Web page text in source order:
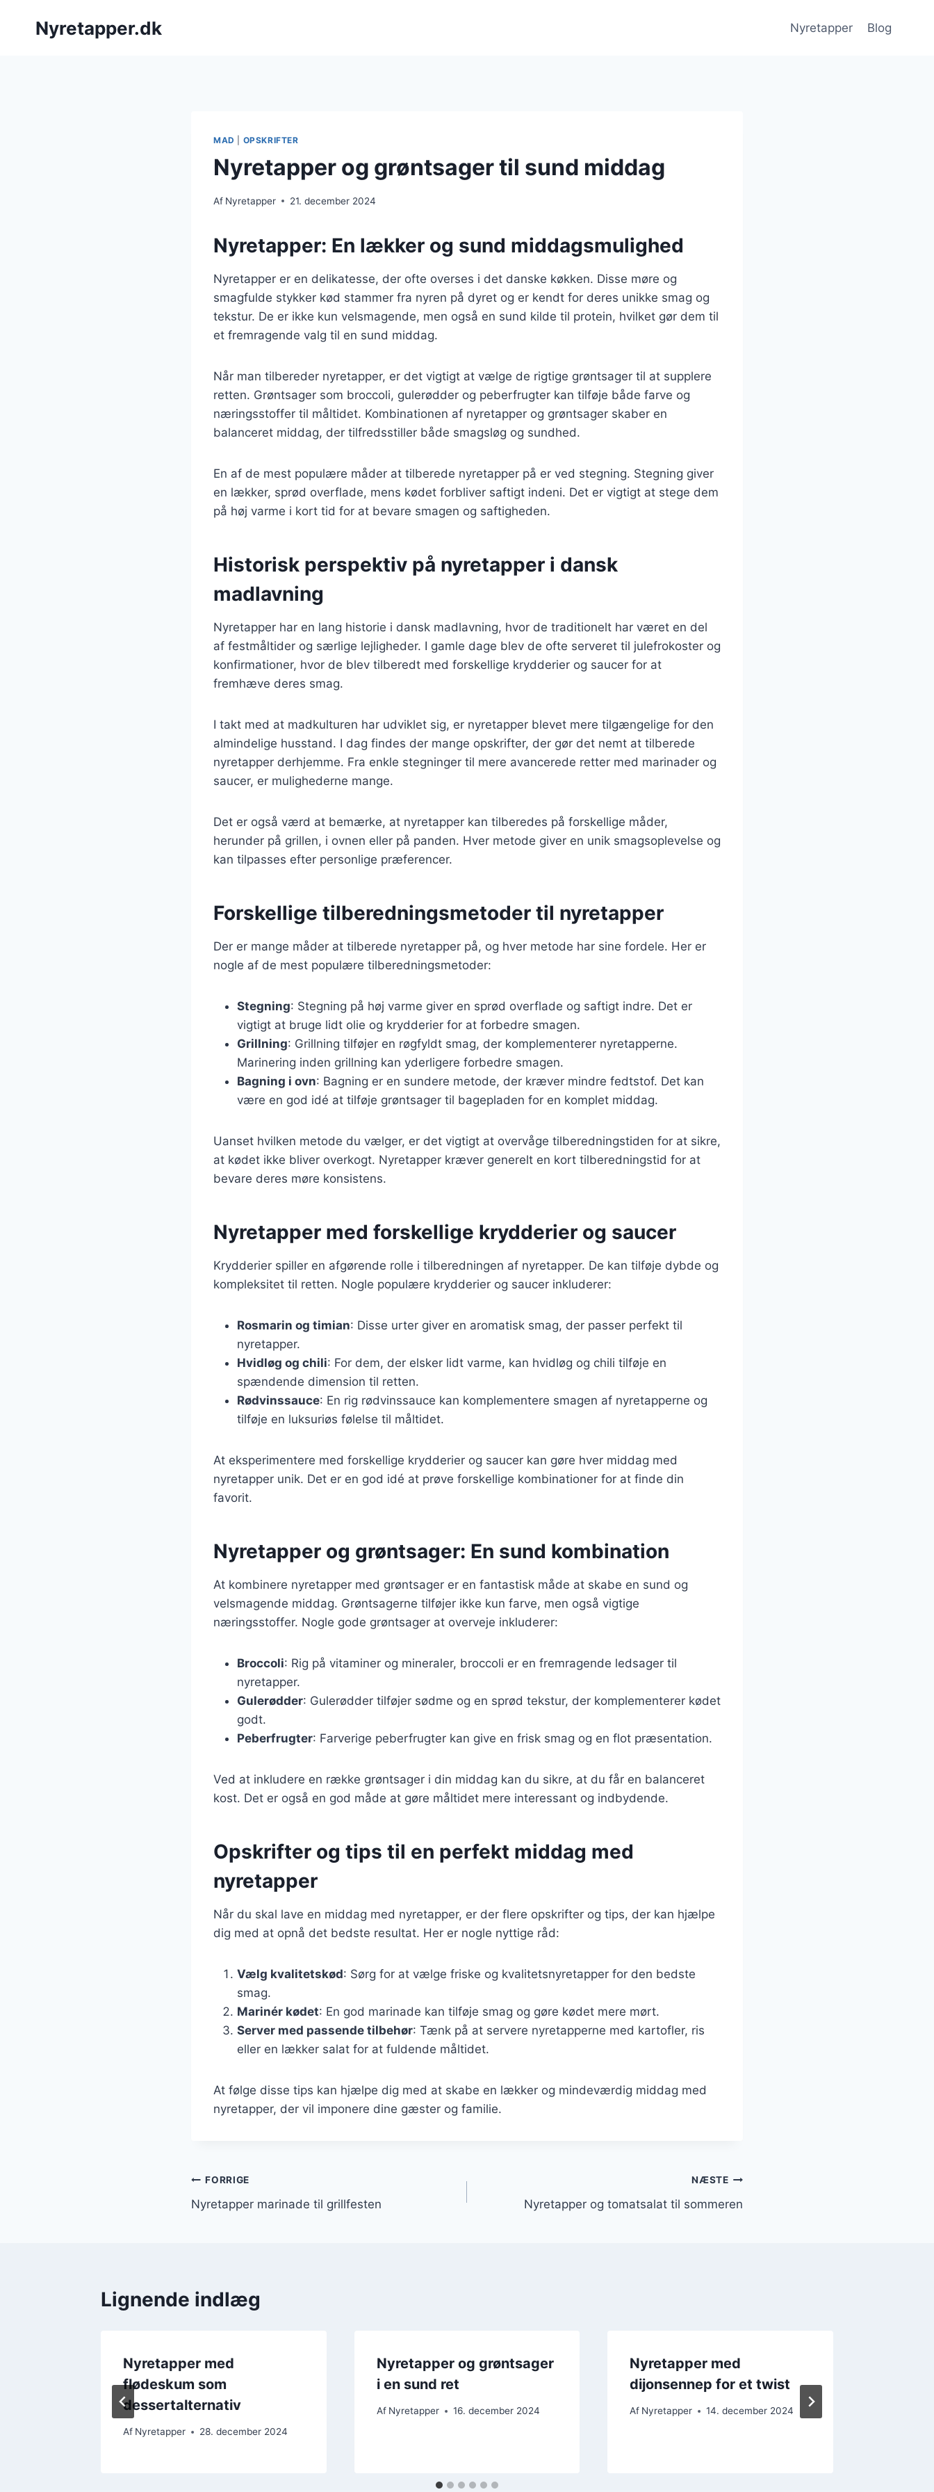
Nyretapper.dk Nyretapper Blog
MAD OPSKRIFTER
Nyretapper og grøntsager til sund middag
Af Nyretapper 21. december 2024
Nyretapper: En lækker og sund middagsmulighed
Nyretapper er en delikatesse, der ofte overses i det danske køkken. Disse møre og
smagfulde stykker kød stammer fra nyren på dyret og er kendt for deres unikke smag og
tekstur. De er ikke kun velsmagende, men også en sund kilde til protein, hvilket gør dem til
et fremragende valg til en sund middag.
Når man tilbereder nyretapper, er det vigtigt at vælge de rigtige grøntsager til at supplere
retten. Grøntsager som broccoli, gulerødder og peberfrugter kan tilføje både farve og
næringsstoffer til måltidet. Kombinationen af nyretapper og grøntsager skaber en
balanceret middag, der tilfredsstiller både smagsløg og sundhed.
En af de mest populære måder at tilberede nyretapper på er ved stegning. Stegning giver
en lækker, sprød overflade, mens kødet forbliver saftigt indeni. Det er vigtigt at stege dem
på høj varme i kort tid for at bevare smagen og saftigheden.
Historisk perspektiv på nyretapper i dansk
madlavning
Nyretapper har en lang historie i dansk madlavning, hvor de traditionelt har været en del
af festmåltider og særlige lejligheder. I gamle dage blev de ofte serveret til julefrokoster og
konfirmationer, hvor de blev tilberedt med forskellige krydderier og saucer for at
fremhæve deres smag.
I takt med at madkulturen har udviklet sig, er nyretapper blevet mere tilgængelige for den
almindelige husstand. I dag findes der mange opskrifter, der gør det nemt at tilberede
nyretapper derhjemme. Fra enkle stegninger til mere avancerede retter med marinader og
saucer, er mulighederne mange.
Det er også værd at bemærke, at nyretapper kan tilberedes på forskellige måder,
herunder på grillen, i ovnen eller på panden. Hver metode giver en unik smagsoplevelse og
kan tilpasses efter personlige præferencer.
Forskellige tilberedningsmetoder til nyretapper
Der er mange måder at tilberede nyretapper på, og hver metode har sine fordele. Her er
nogle af de mest populære tilberedningsmetoder:
Stegning: Stegning på høj varme giver en sprød overflade og saftigt indre. Det er
vigtigt at bruge lidt olie og krydderier for at forbedre smagen.
Grillning: Grillning tilføjer en røgfyldt smag, der komplementerer nyretapperne.
Marinering inden grillning kan yderligere forbedre smagen.
Bagning i ovn: Bagning er en sundere metode, der kræver mindre fedtstof. Det kan
være en god idé at tilføje grøntsager til bagepladen for en komplet middag.
Uanset hvilken metode du vælger, er det vigtigt at overvåge tilberedningstiden for at sikre,
at kødet ikke bliver overkogt. Nyretapper kræver generelt en kort tilberedningstid for at
bevare deres møre konsistens.
Nyretapper med forskellige krydderier og saucer
Krydderier spiller en afgørende rolle i tilberedningen af nyretapper. De kan tilføje dybde og
kompleksitet til retten. Nogle populære krydderier og saucer inkluderer:
Rosmarin og timian: Disse urter giver en aromatisk smag, der passer perfekt til
nyretapper.
Hvidløg og chili: For dem, der elsker lidt varme, kan hvidløg og chili tilføje en
spændende dimension til retten.
Rødvinssauce: En rig rødvinssauce kan komplementere smagen af nyretapperne og
tilføje en luksuriøs følelse til måltidet.
At eksperimentere med forskellige krydderier og saucer kan gøre hver middag med
nyretapper unik. Det er en god idé at prøve forskellige kombinationer for at finde din
favorit.
Nyretapper og grøntsager: En sund kombination
At kombinere nyretapper med grøntsager er en fantastisk måde at skabe en sund og
velsmagende middag. Grøntsagerne tilføjer ikke kun farve, men også vigtige
næringsstoffer. Nogle gode grøntsager at overveje inkluderer:
Broccoli: Rig på vitaminer og mineraler, broccoli er en fremragende ledsager til
nyretapper.
Gulerødder: Gulerødder tilføjer sødme og en sprød tekstur, der komplementerer kødet
godt.
Peberfrugter: Farverige peberfrugter kan give en frisk smag og en flot præsentation.
Ved at inkludere en række grøntsager i din middag kan du sikre, at du får en balanceret
kost. Det er også en god måde at gøre måltidet mere interessant og indbydende.
Opskrifter og tips til en perfekt middag med
nyretapper
Når du skal lave en middag med nyretapper, er der flere opskrifter og tips, der kan hjælpe
dig med at opnå det bedste resultat. Her er nogle nyttige råd:
Vælg kvalitetskød: Sørg for at vælge friske og kvalitetsnyretapper for den bedste
smag.
Marinér kødet: En god marinade kan tilføje smag og gøre kødet mere mørt.
Server med passende tilbehør: Tænk på at servere nyretapperne med kartofler, ris
eller en lækker salat for at fuldende måltidet.
At følge disse tips kan hjælpe dig med at skabe en lækker og mindeværdig middag med
nyretapper, der vil imponere dine gæster og familie.
Indlægsnavigation
FORRIGE
Nyretapper marinade til grillfesten
NÆSTE
Nyretapper og tomatsalat til sommeren
Lignende indlæg
Nyretapper med
flødeskum som
dessertalternativ
Af Nyretapper 28. december 2024
Nyretapper og grøntsager
i en sund ret
Af Nyretapper 16. december 2024
Nyretapper med
dijonsennep for et twist
Af Nyretapper 14. december 2024